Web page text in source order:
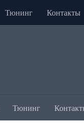
Тюнинг Контакты
Тюнинг